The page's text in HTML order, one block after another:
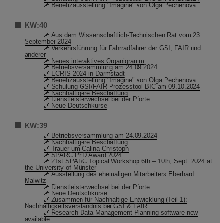
Benefizausstellung "Imagine" von Olga Pechenova
KW:40
Aus dem Wissenschaftlich-Technischen Rat vom 23.
September 2024
Verkehrsführung für Fahrradfahrer der GSI, FAIR und
anderer
Neues interaktives Organigramm
Betriebsversammlung am 24.09.2024
ECRIS 2024 in Darmstadt
Benefizausstellung "Imagine" von Olga Pechenova
Schulung GSI/FAIR Prozesstool BIC am 09.10.2024
Nachhaltigere Beschaffung
Dienstleisterwechsel bei der Pforte
Neue Deutschkurse
KW:39
Betriebsversammlung am 24.09.2024
Nachhaltigere Beschaffung
Trauer um Calina Christoph
SPARC PhD Award 2024
21st SPARC Topical Workshop 6th – 10th, Sept. 2024 at
the University of Münster
Ausstellung des ehemaligen Mitarbeiters Eberhard
Malwitz
Dienstleisterwechsel bei der Pforte
Neue Deutschkurse
Zusammen für Nachhaltige Entwicklung (Teil 1):
Nachhaltigkeitsverständnis bei GSI & FAIR
Research Data Management Planning software now
available